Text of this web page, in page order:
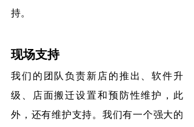
持。
现场支持
我们的团队负责新店的推出、软件升
级、店面搬迁设置和预防性维护，此
外，还有维护支持。我们有一个强大的